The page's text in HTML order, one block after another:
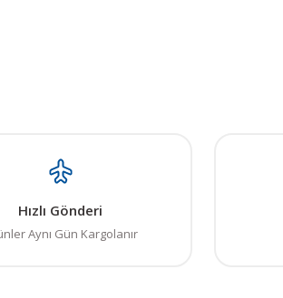
Hızlı Gönderi
Aynı Gün Kargolanır